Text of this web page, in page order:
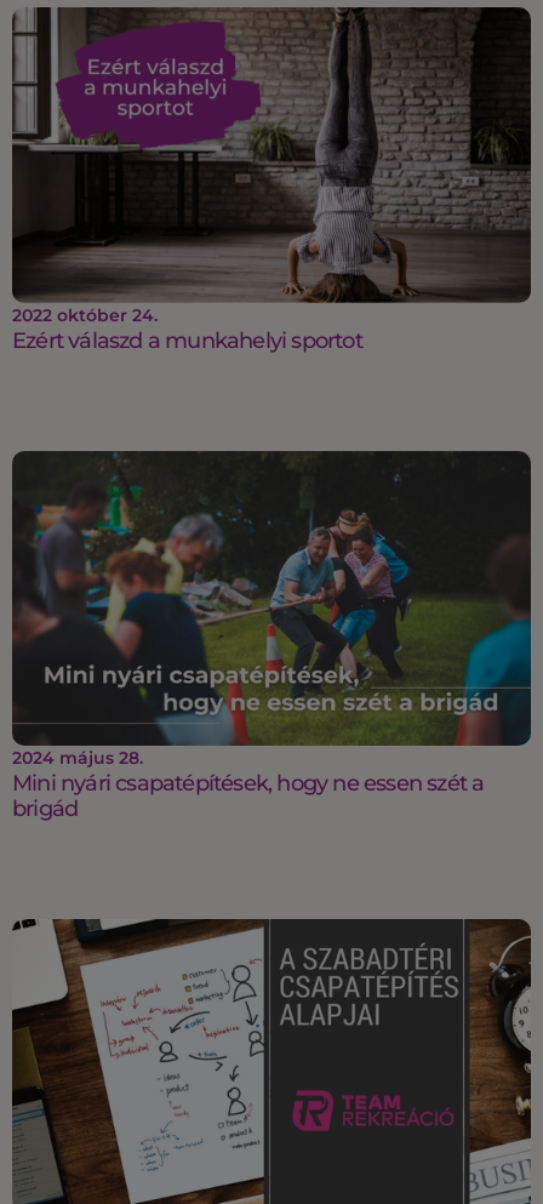
2022 október 24.
Ezért válaszd a munkahelyi sportot
2024 május 28.
Mini nyári csapatépítések, hogy ne essen szét a
brigád